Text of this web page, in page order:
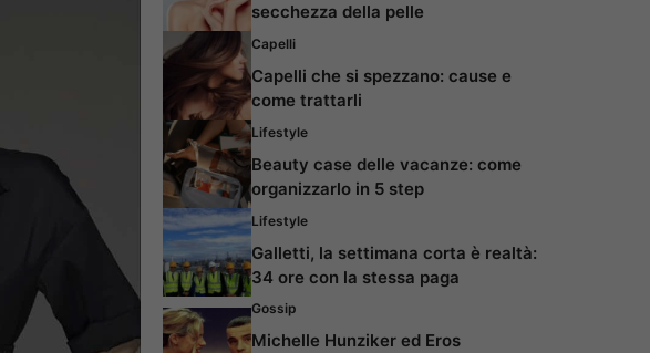
secchezza della pelle
Capelli
Capelli che si spezzano: cause e
come trattarli
Lifestyle
Beauty case delle vacanze: come
organizzarlo in 5 step
Lifestyle
Galletti, la settimana corta è realtà:
34 ore con la stessa paga
Gossip
Michelle Hunziker ed Eros